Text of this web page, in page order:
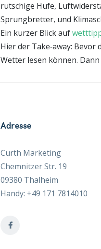
rutschige Hufe,
Sprungbretter, und
Ein kurzer Blick auf
Hier der Take‑away: Bevor
Wetter lesen können.
Adresse
Curth Marketing
Chemnitzer Str. 19
09380 Thalheim
Handy: +49 171 7814010